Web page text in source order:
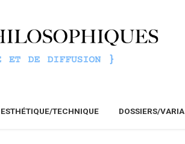
ESTHÉTIQUE/TECHNIQUE DOSSIERS/VARIA